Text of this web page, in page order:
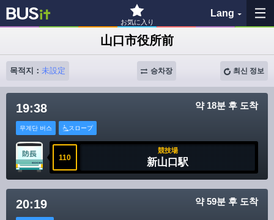
お気に入り
Lang
즐겨찾기
버스 정류장 검색
各バス会社リンク先
山口市役所前
목적지： 未設定 최신 정보
승차장
19:38 약 18분 후 도착
무계단 버스 スロープ
110
競技場
新山口駅
20:19 약 59분 후 도착